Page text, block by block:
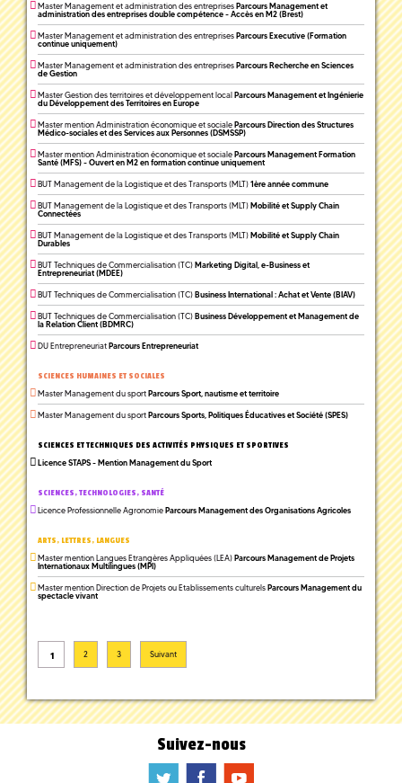
Master Management et administration des entreprisesParcours Management et
administration des entreprises double compétence - Accès en M2 (Brest)
Master Management et administration des entreprisesParcours Executive (Formation
continue uniquement)
Master Management et administration des entreprisesParcours Recherche en Sciences
de Gestion
Master Gestion des territoires et développement localParcours Management et Ingénierie
du Développement des Territoires en Europe
Master mention Administration économique et socialeParcours Direction des Structures
Médico-sociales et des Services aux Personnes (DSMSSP)
Master mention Administration économique et socialeParcours Management Formation
Santé (MFS) - Ouvert en M2 en formation continue uniquement
BUT Management de la Logistique et des Transports (MLT)1ère année commune
BUT Management de la Logistique et des Transports (MLT)Mobilité et Supply Chain
Connectées
BUT Management de la Logistique et des Transports (MLT)Mobilité et Supply Chain
Durables
BUT Techniques de Commercialisation (TC)Marketing Digital, e-Business et
Entrepreneuriat (MDEE)
BUT Techniques de Commercialisation (TC)Business International : Achat et Vente (BIAV)
BUT Techniques de Commercialisation (TC)Business Développement et Management de
la Relation Client (BDMRC)
DU EntrepreneuriatParcours Entrepreneuriat
SCIENCES HUMAINES ET SOCIALES
Master Management du sportParcours Sport, nautisme et territoire
Master Management du sportParcours Sports, Politiques Éducatives et Société (SPES)
SCIENCES ET TECHNIQUES DES ACTIVITÉS PHYSIQUES ET SPORTIVES
Licence STAPS - Mention Management du Sport
SCIENCES, TECHNOLOGIES, SANTÉ
Licence Professionnelle AgronomieParcours Management des Organisations Agricoles
ARTS, LETTRES, LANGUES
Master mention Langues Etrangères Appliquées (LEA)Parcours Management de Projets
Internationaux Multilingues (MPI)
Master mention Direction de Projets ou Etablissements culturelsParcours Management du
spectacle vivant
1
Suivez-nous